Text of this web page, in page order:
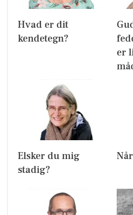
Hvad er dit
kendetegn?
er
Elsker du mig
stadig?